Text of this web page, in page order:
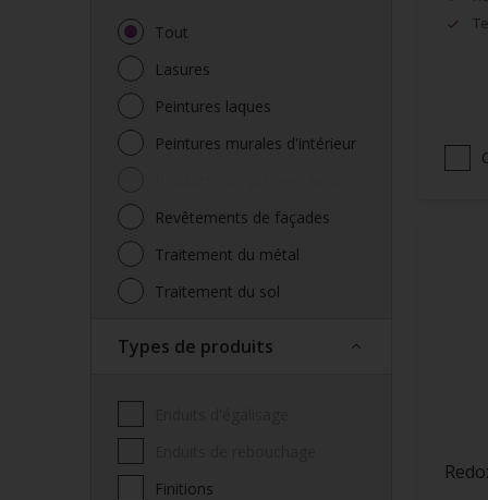
Tout
Lasures
Peintures laques
Peintures murales d'intérieur
Revêtements de façades
Traitement du métal
Traitement du sol
Types de produits
Finitions